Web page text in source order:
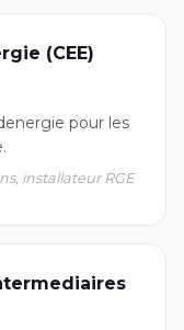
(CEE)
pour les
installateur RGE